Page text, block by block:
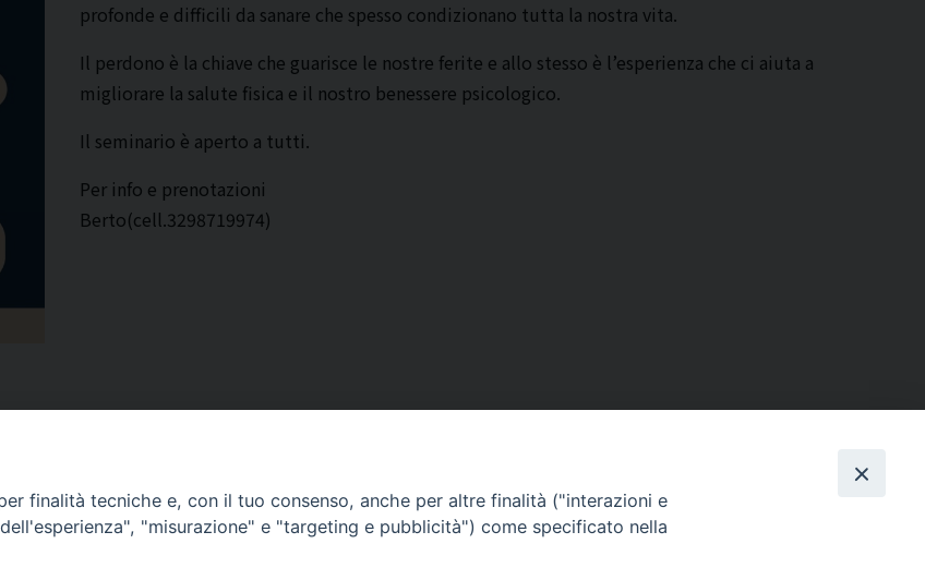
profonde e difficili da sanare che spesso condizionano tutta la nostra vita.
Il perdono è la chiave che guarisce le nostre ferite e allo stesso è l’esperienza che ci aiuta a
migliorare la salute fisica e il nostro benessere psicologico.
Il seminario è aperto a tutti.
Per info e prenotazioni
Berto(cell.3298719974)
Margherita di Savoia,
Via Beltrani, 9
finalità tecniche e, con il tuo consenso, anche per altre finalità ("interazioni e
"misurazione" e "targeting e pubblicità") come specificato nella